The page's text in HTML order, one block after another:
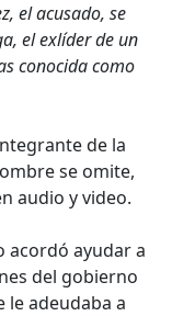
el acusado, se
el exlíder de un
conocida como
de la
se omite,
audio y video.
acordó ayudar a
del gobierno
adeudaba a